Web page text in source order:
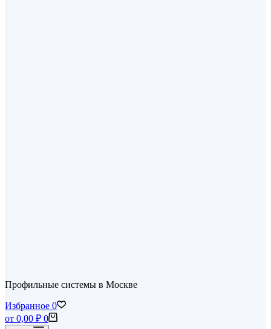
Профильные системы в Москве
Избранное 0
Корзина
от 0,00 ₽ 0